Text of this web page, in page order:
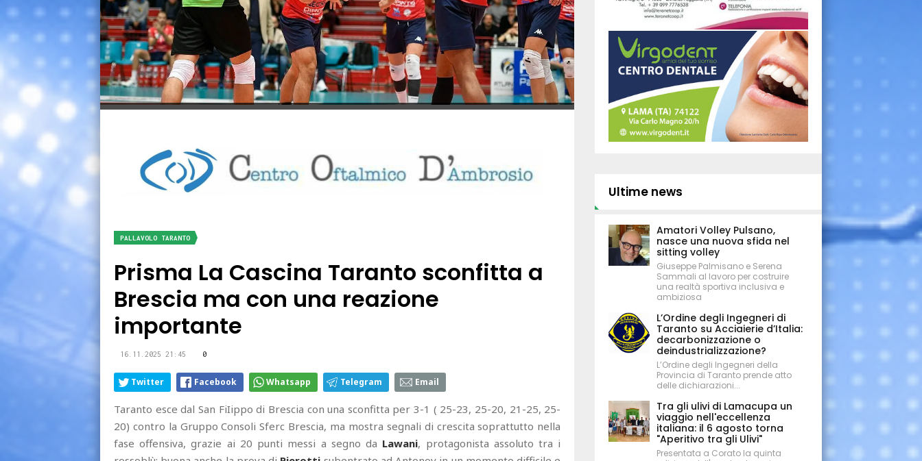
PALLAVOLO TARANTO
Prisma La Cascina Taranto sconfitta a
Brescia ma con una reazione
importante
16.11.2025 21:45 0
Twitter Facebook Whatsapp Telegram Email
Taranto esce dal San FiIippo di Brescia con una sconfitta per 3-1 ( 25-23, 25-20, 21-25, 25-
20) contro la Gruppo Consoli Sferc Brescia, ma mostra segnali di crescita soprattutto nella
fase offensiva, grazie ai 20 punti messi a segno da Lawani, protagonista assoluto tra i
Ultime news
Amatori Volley Pulsano,
nasce una nuova sfida nel
sitting volley
Giuseppe Palmisano e Serena
Sammali al lavoro per costruire
una realtà sportiva inclusiva e
ambiziosa
L’Ordine degli Ingegneri di
Taranto su Acciaierie d’Italia:
decarbonizzazione o
deindustrializzazione?
L’Ordine degli Ingegneri della
Provincia di Taranto prende atto
delle dichiarazioni...
Tra gli ulivi di Lamacupa un
viaggio nell'eccellenza
italiana: il 6 agosto torna
"Aperitivo tra gli Ulivi"
Presentata a Corato la quinta